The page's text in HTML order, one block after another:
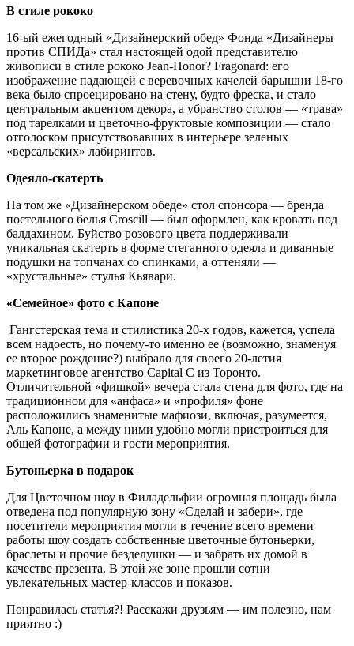
В стиле рококо
16-ый ежегодный «Дизайнерский обед» Фонда «Дизайнеры
против СПИДа» стал настоящей одой представителю
живописи в стиле рококо Jean-Honor? Fragonard: его
изображение падающей с веревочных качелей барышни 18-го
века было спроецировано на стену, будто фреска, и стало
центральным акцентом декора, а убранство столов — «трава»
под тарелками и цветочно-фруктовые композиции — стало
отголоском присутствовавших в интерьере зеленых
«версальских» лабиринтов.
Одеяло-скатерть
На том же «Дизайнерском обеде» стол спонсора — бренда
постельного белья Croscill — был оформлен, как кровать под
балдахином. Буйство розового цвета поддерживали
уникальная скатерть в форме стеганного одеяла и диванные
подушки на топчанах со спинками, а оттеняли —
«хрустальные» стулья Кьявари.
«Семейное» фото с Капоне
Гангстерская тема и стилистика 20-х годов, кажется, успела
всем надоесть, но почему-то именно ее (возможно, знаменуя
ее второе рождение?) выбрало для своего 20-летия
маркетинговое агентство Capital C из Торонто.
Отличительной «фишкой» вечера стала стена для фото, где на
традиционном для «анфаса» и «профиля» фоне
расположились знаменитые мафиози, включая, разумеется,
Аль Капоне, а между ними удобно могли пристроиться для
общей фотографии и гости мероприятия.
Бутоньерка в подарок
Для Цветочном шоу в Филадельфии огромная площадь была
отведена под популярную зону «Сделай и забери», где
посетители мероприятия могли в течение всего времени
работы шоу создать собственные цветочные бутоньерки,
браслеты и прочие безделушки — и забрать их домой в
качестве презента. В этой же зоне прошли сотни
увлекательных мастер-классов и показов.
Понравилась статья?! Расскажи друзьям — им полезно, нам
приятно :)